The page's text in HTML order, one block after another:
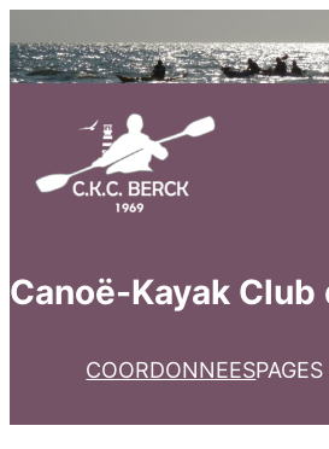
Canoë-Kayak Club
COORDONNEESPAGES